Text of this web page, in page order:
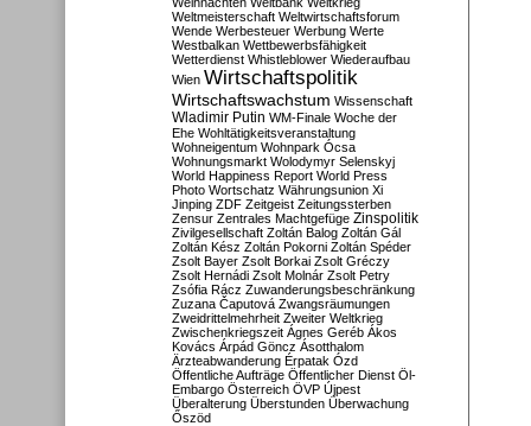
Weltmeisterschaft Weltwirtschaftsforum
Wende Werbesteuer Werbung Werte
Westbalkan Wettbewerbsfähigkeit
Wetterdienst Whistleblower Wiederaufbau
Wien Wirtschaftspolitik
Wirtschaftswachstum Wissenschaft
Wladimir Putin WM-Finale Woche der
Ehe Wohltätigkeitsveranstaltung
Wohneigentum Wohnpark Ócsa
Wohnungsmarkt Wolodymyr Selenskyj
World Happiness Report World Press
Photo Wortschatz Währungsunion Xi
Jinping ZDF Zeitgeist Zeitungssterben
Zensur Zentrales Machtgefüge Zinspolitik
Zivilgesellschaft Zoltán Balog Zoltán Gál
Zoltán Kész Zoltán Pokorni Zoltán Spéder
Zsolt Bayer Zsolt Borkai Zsolt Gréczy
Zsolt Hernádi Zsolt Molnár Zsolt Petry
Zsófia Rácz Zuwanderungsbeschränkung
Zuzana Čaputová Zwangsräumungen
Zweidrittelmehrheit Zweiter Weltkrieg
Zwischenkriegszeit Ágnes Geréb Ákos
Kovács Árpád Göncz Ásotthalom
Ärzteabwanderung Érpatak Ózd
Öffentliche Aufträge Öffentlicher Dienst Öl-
Embargo Österreich ÖVP Újpest
Überalterung Überstunden Überwachung
Őszöd